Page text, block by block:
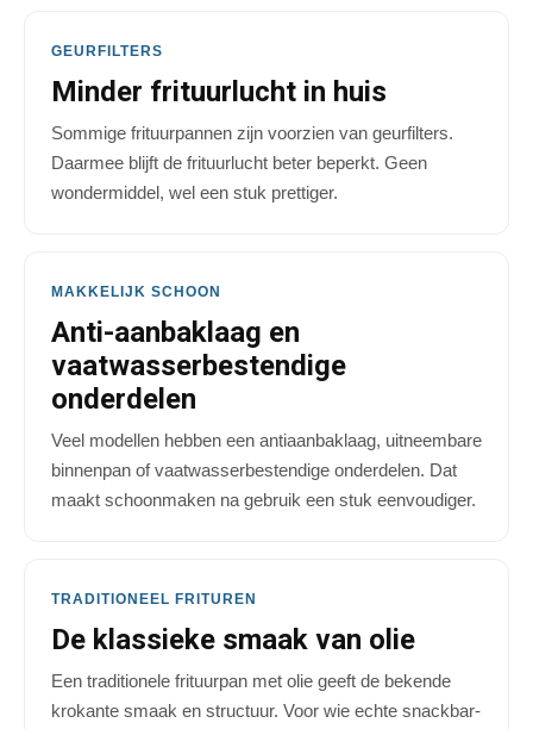
GEURFILTERS
Minder frituurlucht in huis
Sommige frituurpannen zijn voorzien van geurfilters.
Daarmee blijft de frituurlucht beter beperkt. Geen
wondermiddel, wel een stuk prettiger.
MAKKELIJK SCHOON
Anti-aanbaklaag en
vaatwasserbestendige
onderdelen
Veel modellen hebben een antiaanbaklaag, uitneembare
binnenpan of vaatwasserbestendige onderdelen. Dat
maakt schoonmaken na gebruik een stuk eenvoudiger.
TRADITIONEEL FRITUREN
De klassieke smaak van olie
Een traditionele frituurpan met olie geeft de bekende
krokante smaak en structuur. Voor wie echte snackbar-